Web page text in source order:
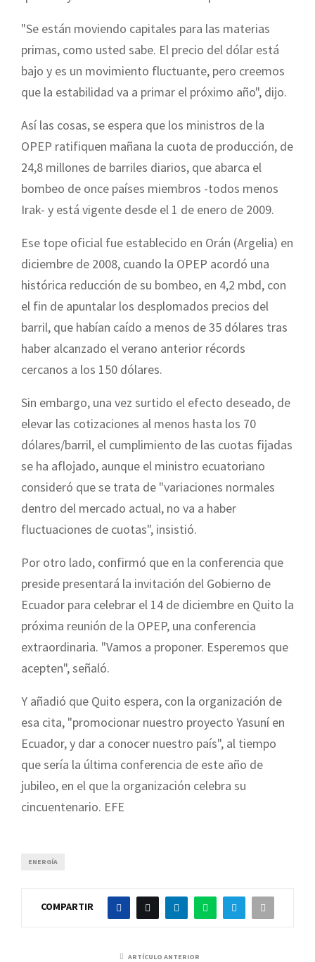
"Se están moviendo capitales para las materias
primas, como usted sabe. El precio del dólar está
bajo y es un movimiento fluctuante, pero creemos
que la estabilidad va a primar el próximo año", dijo.
Así las cosas, se espera que los ministros de la
OPEP ratifiquen mañana la cuota de producción, de
24,8 millones de barriles diarios, que abarca el
bombeo de once países miembros -todos menos
Irak- y está vigente desde el 1 de enero de 2009.
Ese tope oficial fue establecido en Orán (Argelia) en
diciembre de 2008, cuando la OPEP acordó una
histórica reducción de su bombeo, en 4,2 mbd, con
el fin de apuntalar los desplomados precios del
barril, que habían caído a menos de 35 dólares tras
haber alcanzado el verano anterior récords
cercanos a los 150 dólares.
Sin embargo, una vez surtido el efecto deseado, de
elevar las cotizaciones al menos hasta los 70
dólares/barril, el cumplimiento de las cuotas fijadas
se ha aflojado, aunque el ministro ecuatoriano
consideró que se trata de "variaciones normales
dentro del mercado actual, no va a haber
fluctuaciones de cuotas", insistió.
Por otro lado, confirmó que en la conferencia que
preside presentará la invitación del Gobierno de
Ecuador para celebrar el 14 de diciembre en Quito la
próxima reunión de la OPEP, una conferencia
extraordinaria. "Vamos a proponer. Esperemos que
acepten", señaló.
Y añadió que Quito espera, con la organización de
esa cita, "promocionar nuestro proyecto Yasuní en
Ecuador, y dar a conocer nuestro país", al tiempo
que sería la última conferencia de este año de
jubileo, en el que la organización celebra su
cincuentenario. EFE
ENERGÍA
COMPARTIR
ARTÍCULO ANTERIOR